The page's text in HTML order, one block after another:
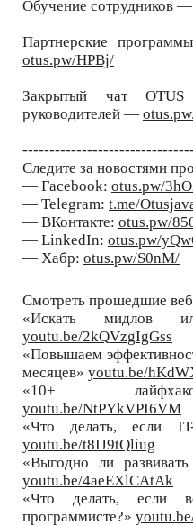
Обучение сотрудников —
Партнерские
otus.pw/HPBj/
Закрытый чат
руководителей —
Следите за новостями
— Facebook: otus.pw/
— Telegram: t.me/
— ВКонтакте: otus.pw/
— LinkedIn: otus.pw/
— Хабр: otus.pw/S0nM/
Смотреть прошедшие
«Искать мидлов
youtu.be/2kQVzgIgGss
«Повышаем
месяцев» youtu.be/
«10+
youtu.be/NtPYkVPI6VM
«Что делать, если
youtu.be/t8IJ9tQliug
«Выгодно ли
youtu.be/4aeEXlCAtAk
«Что делать, если
программисте?»